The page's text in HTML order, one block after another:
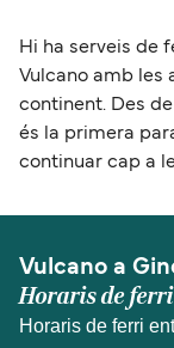
Hi ha serveis de
Vulcano amb les
continent. Des
és la primera
continuar cap a
Vulcano a
Horaris de ferri
Horaris de ferri